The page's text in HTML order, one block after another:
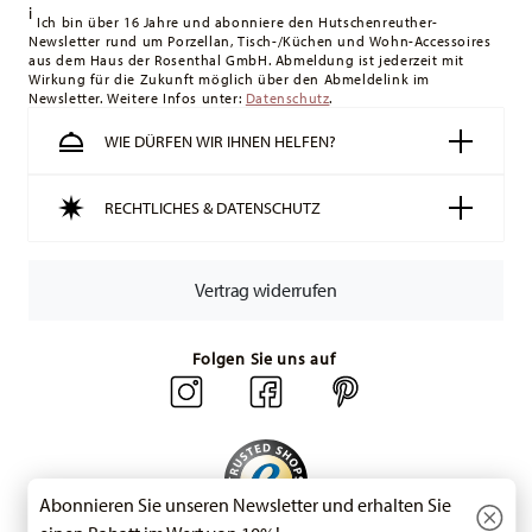
Lieferung erfolgt versandkostenfrei.
Schweiz:Lieferungen in die Schweiz sind ab 49,90 CHF
versandkostenfrei. Unter einem Bestellwert von 49,90 CHF
liegen die Versandkosten bei 36,90 CHF.
Tracking:
Sie erhalten per E-Mail einen Trackingcode, sobald
Ihr Paket auf die Reise geht.
vorrätige Artikel. Sie können die Lieferzeiten in andere
Retourenservice.
i Ich bin über 16 Jahre und abonniere den Hutschenreuther-
Newsletter rund um Porzellan, Tisch-/Küchen und Wohn-Accessoires
aus dem Haus der Rosenthal GmbH. Abmeldung ist jederzeit mit
Wirkung für die Zukunft möglich über den Abmeldelink im
Newsletter. Weitere Infos unter: Datenschutz.
WIE DÜRFEN WIR IHNEN HELFEN?
RECHTLICHES & DATENSCHUTZ
Vertrag widerrufen
Folgen Sie uns auf
Abonnieren Sie unseren Newsletter und erhalten Sie